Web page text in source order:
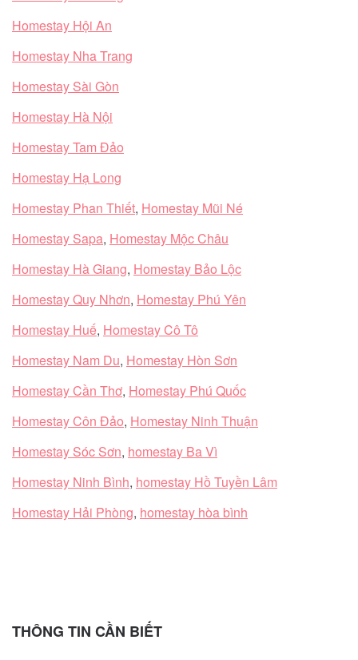
Homestay Hội An
Homestay Nha Trang
Homestay Sài Gòn
Homestay Hà Nội
Homestay Tam Đảo
Homestay Hạ Long
Homestay Phan Thiết, Homestay Mũi Né
Homestay Sapa, Homestay Mộc Châu
Homestay Hà Giang, Homestay Bảo Lộc
Homestay Quy Nhơn, Homestay Phú Yên
Homestay Huế, Homestay Cô Tô
Homestay Nam Du, Homestay Hòn Sơn
Homestay Cần Thơ, Homestay Phú Quốc
Homestay Côn Đảo, Homestay Ninh Thuận
Homestay Sóc Sơn, homestay Ba Vì
Homestay Ninh Bình, homestay Hồ Tuyền Lâm
Homestay Hải Phòng, homestay hòa bình
THÔNG TIN CẦN BIẾT